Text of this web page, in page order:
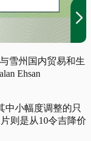
雪州国内贸易和生
Ehsan
中小幅度调整的只
则是从10令吉降价